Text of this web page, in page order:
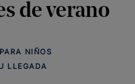
de verano
NIÑOS
LLEGADA